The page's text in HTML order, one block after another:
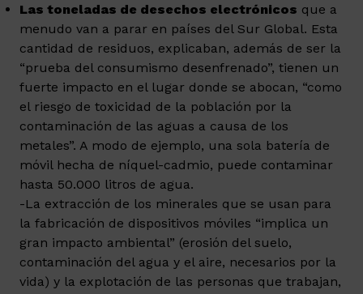
Las toneladas de desechos electrónicos que a
menudo van a parar en países del Sur Global. Esta
cantidad de residuos, explicaban, además de ser la
“prueba del consumismo desenfrenado”, tienen un
fuerte impacto en el lugar donde se abocan, “como
el riesgo de toxicidad de la población por la
contaminación de las aguas a causa de los
metales”. A modo de ejemplo, una sola batería de
móvil hecha de níquel-cadmio, puede contaminar
hasta 50.000 litros de agua.
-La extracción de los minerales que se usan para
la fabricación de dispositivos móviles “implica un
gran impacto ambiental” (erosión del suelo,
contaminación del agua y el aire, necesarios por la
vida) y la explotación de las personas que trabajan,